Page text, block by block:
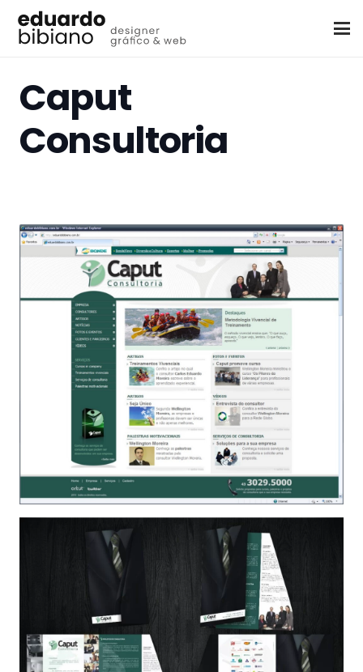
Caput
Consultoria